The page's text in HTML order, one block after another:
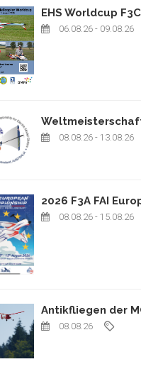
EHS Worldcup
06.08.26 - 09.08.26
08.08.26 - 13.08.26
2026 F3A FAI
08.08.26 - 15.08.26
Antikfliegen der
08.08.26